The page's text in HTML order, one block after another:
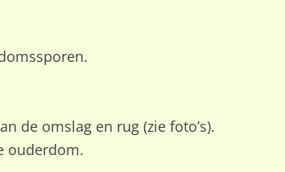
de omslag en rug (zie foto’s).
ouderdom.